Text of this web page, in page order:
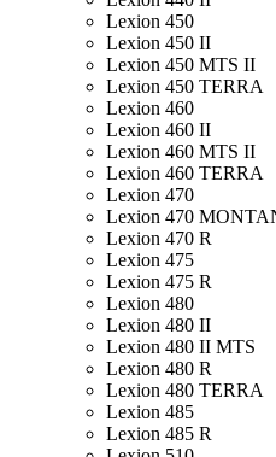
Lexion 450
Lexion 450 II
Lexion 450 MTS II
Lexion 450 TERRA
Lexion 460
Lexion 460 II
Lexion 460 MTS II
Lexion 460 TERRA
Lexion 470
Lexion 470
Lexion 470 R
Lexion 475
Lexion 475 R
Lexion 480
Lexion 480 II
Lexion 480 II MTS
Lexion 480 R
Lexion 480 TERRA
Lexion 485
Lexion 485 R